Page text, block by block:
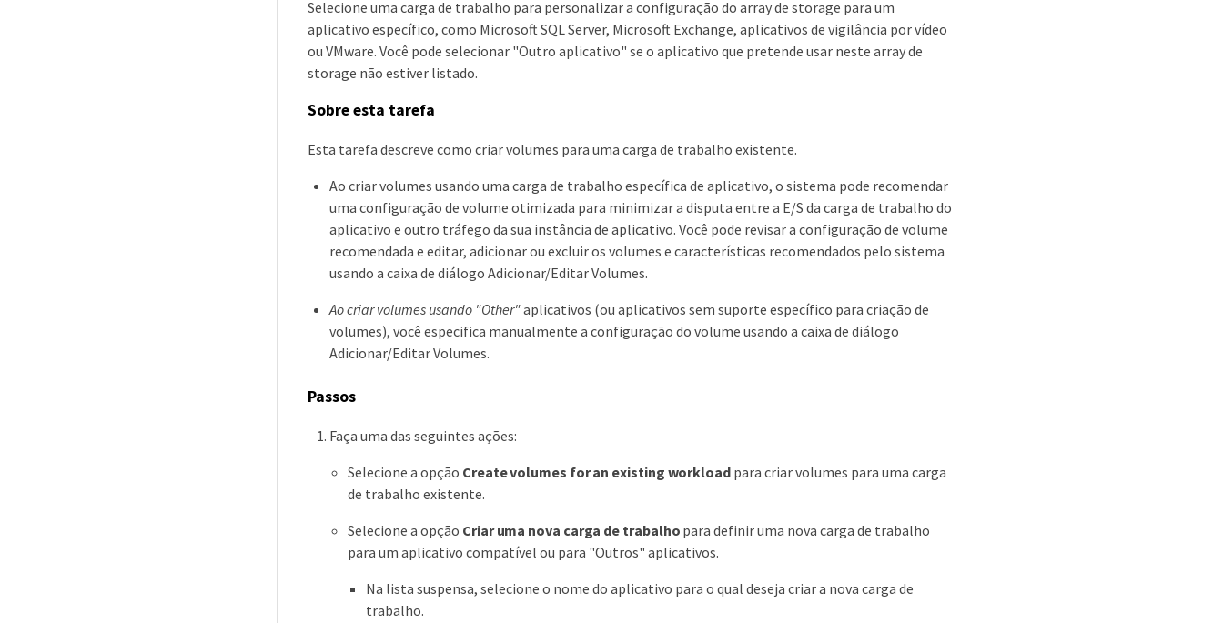
Selecione uma carga de trabalho para personalizar a configuração do array de storage para um
aplicativo específico, como Microsoft SQL Server, Microsoft Exchange, aplicativos de vigilância por vídeo
ou VMware. Você pode selecionar "Outro aplicativo" se o aplicativo que pretende usar neste array de
storage não estiver listado.
Sobre esta tarefa
Esta tarefa descreve como criar volumes para uma carga de trabalho existente.
Ao criar volumes usando uma carga de trabalho específica de aplicativo, o sistema pode recomendar
uma configuração de volume otimizada para minimizar a disputa entre a E/S da carga de trabalho do
aplicativo e outro tráfego da sua instância de aplicativo. Você pode revisar a configuração de volume
recomendada e editar, adicionar ou excluir os volumes e características recomendados pelo sistema
usando a caixa de diálogo Adicionar/Editar Volumes.
Ao criar volumes usando "Other"aplicativos (ou aplicativos sem suporte específico para criação de
volumes), você especifica manualmente a configuração do volume usando a caixa de diálogo
Adicionar/Editar Volumes.
Passos
Faça uma das seguintes ações:
Selecione a opção Create volumes for an existing workloadpara criar volumes para uma carga
de trabalho existente.
Selecione a opção Criar uma nova carga de trabalho para definir uma nova carga de trabalho
para um aplicativo compatível ou para "Outros" aplicativos.
Na lista suspensa, selecione o nome do aplicativo para o qual deseja criar a nova carga de
trabalho.